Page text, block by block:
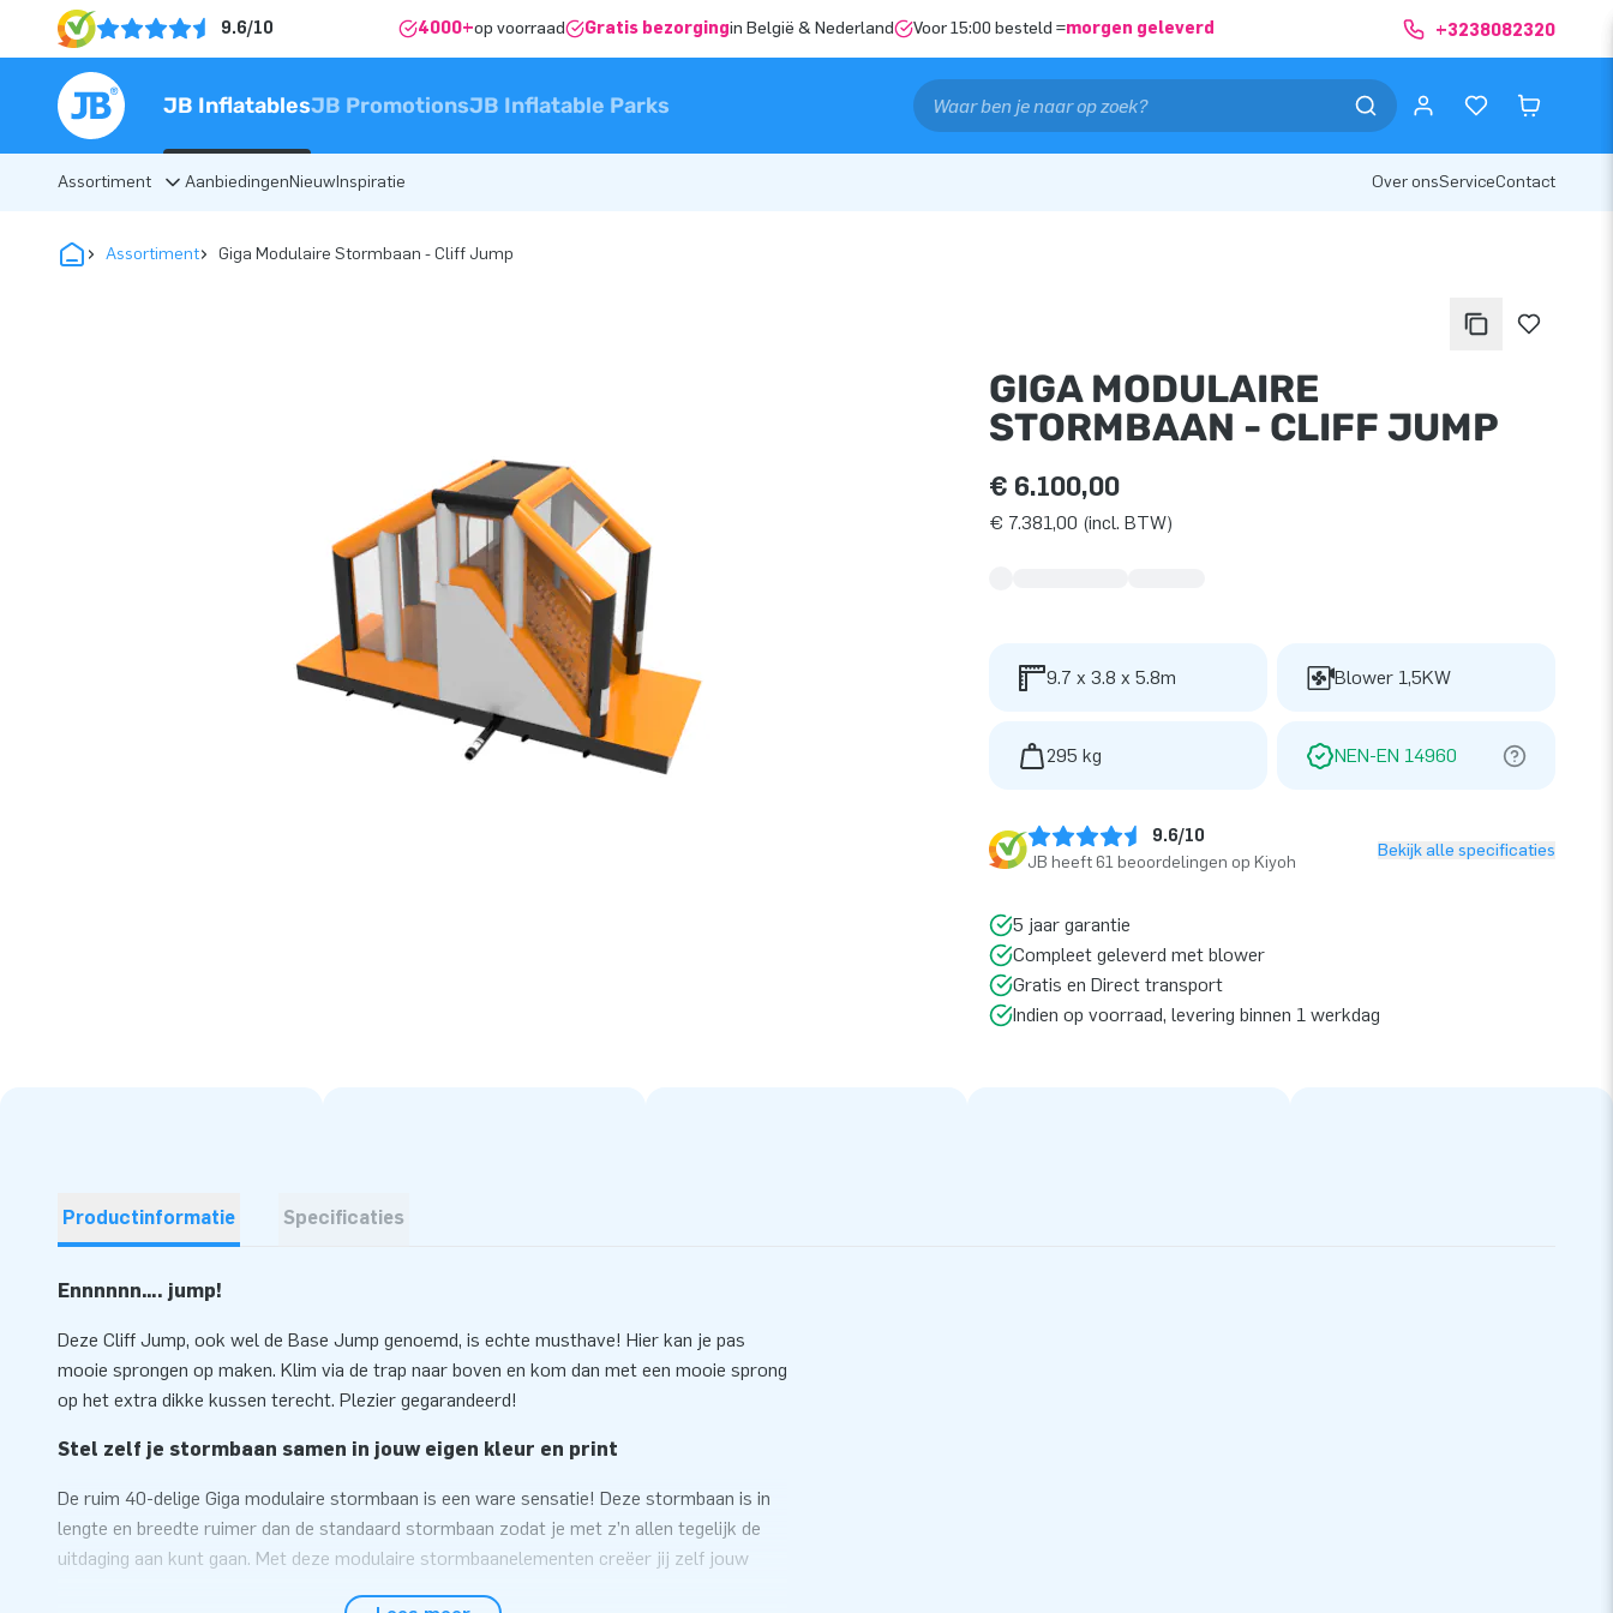
9.6/10 4000+op voorraad Gratis bezorgingin België & Nederland Voor 15:00 besteld =morgen geleverd +3238082320
JB InflatablesJB PromotionsJB Inflatable Parks
Assortiment AanbiedingenNieuwInspiratie Over onsServiceContact
Assortiment Giga Modulaire Stormbaan - Cliff Jump
GIGA MODULAIRE
STORMBAAN - CLIFF JUMP
€ 6.100,00
€ 7.381,00 (incl. BTW)
9.7 x 3.8 x 5.8m Blower 1,5KW
295 kg NEN-EN 14960
9.6/10
JB heeft 61 beoordelingen op Kiyoh
Bekijk alle specificaties
5 jaar garantie
Compleet geleverd met blower
Gratis en Direct transport
Indien op voorraad, levering binnen 1 werkdag
Productinformatie Specificaties
Ennnnnn…. jump!
Deze Cliff Jump, ook wel de Base Jump genoemd, is echte musthave! Hier kan je pas
mooie sprongen op maken. Klim via de trap naar boven en kom dan met een mooie sprong
op het extra dikke kussen terecht. Plezier gegarandeerd!
Stel zelf je stormbaan samen in jouw eigen kleur en print
De ruim 40-delige Giga modulaire stormbaan is een ware sensatie! Deze stormbaan is in
lengte en breedte ruimer dan de standaard stormbaan zodat je met z’n allen tegelijk de
uitdaging aan kunt gaan. Met deze modulaire stormbaanelementen creëer jij zelf jouw